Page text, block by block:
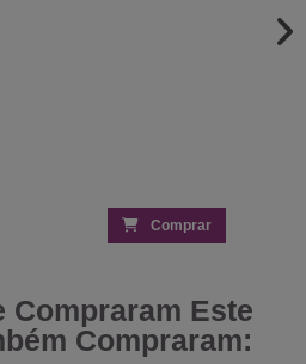
Comprar
Compraram Este
Compraram: